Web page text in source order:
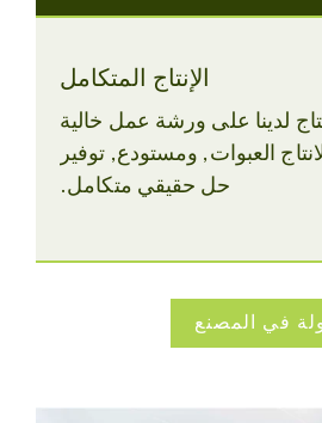
الإنتاج المتكامل
لدينا على ورشة عمل خالية
العبوات, ومستودع, توفير
حل حقيقي متكامل.
في المصنع